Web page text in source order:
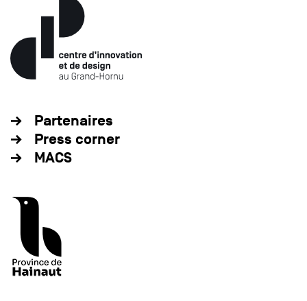
Partenaires
Press corner
MACS